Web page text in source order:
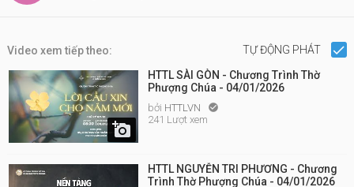
Video xem tiếp theo: TỰ ĐỘNG PHÁT

HTTL SÀI GÒN - Chương Trình Thờ
Phượng Chúa - 04/01/2026
bởi HTTLVN 
241 Lượt xem
HTTL NGUYỄN TRI PHƯƠNG - Chương
Trình Thờ Phượng Chúa - 04/01/2026